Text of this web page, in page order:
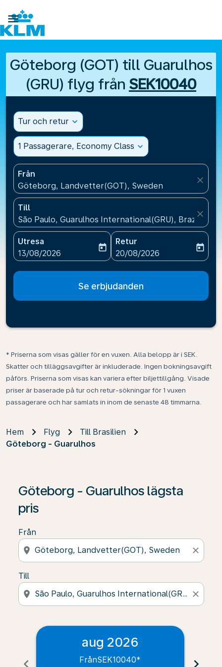

Göteborg (GOT) till Guarulhos
(GRU) flyg från SEK10040
Tur och retur expand_more
1 Passagerare, Economy Class expand_more
Från
Göteborg, Landvetter(GOT), Sweden
close
Till
São Paulo, Guarulhos International(GRU), Brazil
close
Utresa
fc-booking-departure-date-aria-label
13/08/2026
today
Retur
fc-booking-return-date-
20/08/2026
today
Se erbjudanden
* Priserna som visas gäller för en vuxen. Alla belopp är i SEK.
Skatter och tilläggsavgifter är inkluderade. Ingen bokningsavgift
påförs. Priserna som visas kan variera efter biljettillgång. Visade
priser är baserade på tur och retur-sökningar för 1 vuxen
passagerare och har samlats in inom de senaste 48 timmarna.
Hem Flyg
Till Brasilien
Göteborg - Guarulhos
Göteborg - Guarulhos lägsta
pris
Från
location_on close
Till
location_on close
chevron_left
aug 2026
FrånSEK10040* chevron_right